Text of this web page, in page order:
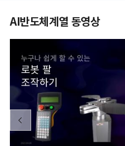
AI반도체계열 동영상